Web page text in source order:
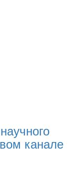
канале